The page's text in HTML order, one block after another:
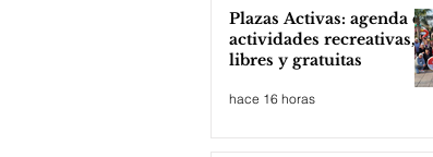
Plazas Activas: agenda de
actividades recreativas,
libres y gratuitas
hace 16 horas